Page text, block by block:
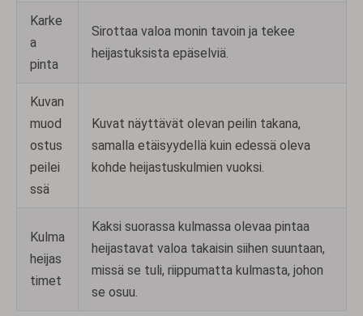
Karke
a
pinta
Sirottaa valoa monin tavoin ja tekee
heijastuksista epäselviä.
Kuvan
muod
ostus
peilei
ssä
Kuvat näyttävät olevan peilin takana,
samalla etäisyydellä kuin edessä oleva
kohde heijastuskulmien vuoksi.
Kulma
heijas
timet
Kaksi suorassa kulmassa olevaa pintaa
heijastavat valoa takaisin siihen suuntaan,
missä se tuli, riippumatta kulmasta, johon
se osuu.